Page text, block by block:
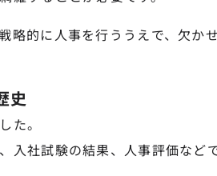
略的に人事を行ううえで、欠か
史
た。
社試験の結果、人事評価などで